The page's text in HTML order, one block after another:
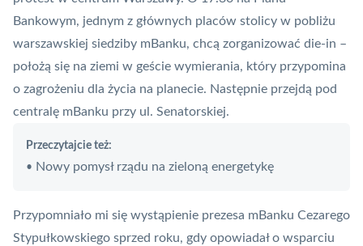
Bankowym, jednym z głównych placów stolicy w pobliżu
warszawskiej siedziby mBanku, chcą zorganizować die-in –
położą się na ziemi w geście wymierania, który przypomina
o zagrożeniu dla życia na planecie. Następnie przejdą pod
centralę mBanku przy ul. Senatorskiej.
Przeczytajcie też:
• Nowy pomysł rządu na zieloną energetykę
Przypomniało mi się wystąpienie prezesa mBanku Cezarego
Stypułkowskiego sprzed roku, gdy opowiadał o wsparciu